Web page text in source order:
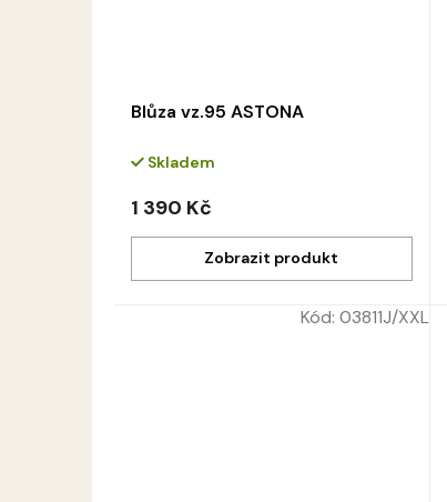
Blůza vz.95 ASTONA
Skladem
1 390 Kč
Kód: 03811J/XXL